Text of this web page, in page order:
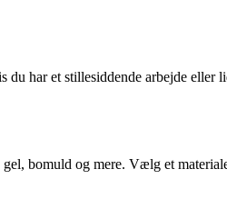
har et stillesiddende arbejde
bomuld og mere. Vælg et